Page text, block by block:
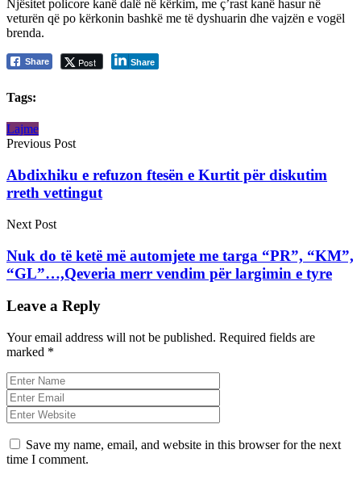
Njësitet policore kanë dalë në kërkim, me ç’rast kanë hasur në
veturën që po kërkonin bashkë me të dyshuarin dhe vajzën e vogël
brenda.
Share Post Share
Tags:
Lajme
Previous Post
Abdixhiku e refuzon ftesën e Kurtit për diskutim
rreth vettingut
Next Post
Nuk do të ketë më automjete me targa “PR”, “KM”,
“GL”…,Qeveria merr vendim për largimin e tyre
Leave a Reply
Your email address will not be published. Required fields are
marked *
Save my name, email, and website in this browser for the next
time I comment.